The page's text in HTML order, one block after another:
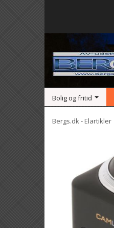
Bolig og fritid
Bergs.dk - Elartikler